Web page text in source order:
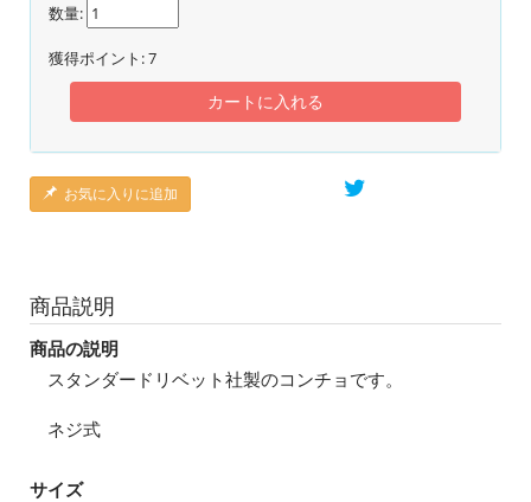
数量:
獲得ポイント:7
カートに入れる
お気に入りに追加
商品説明
商品の説明
スタンダードリベット社製のコンチョです。
ネジ式
サイズ